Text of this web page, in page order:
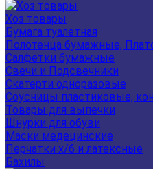
Хоз товары
Бумага туалетная
Полотенца бумажные,
Салфетки бумажные
Свечи и Подсвечники
Скатерти одноразовые
Соусницы пластиковые,
Товары для выпечки
Шнурки для обуви
Маски медецинские
Перчатки х/б и латексные
Бахилы